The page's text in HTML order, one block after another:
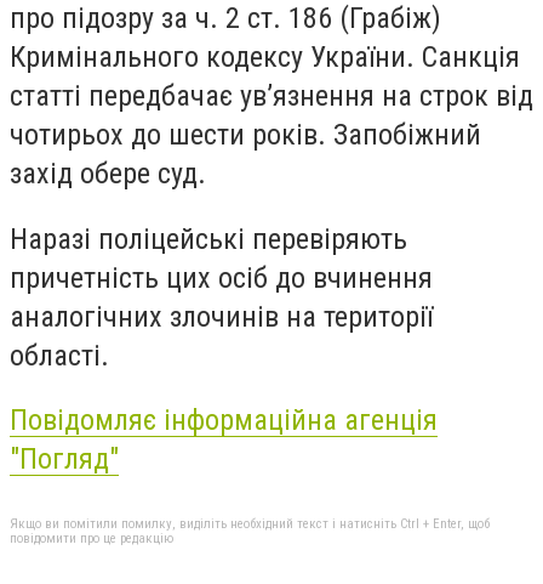
про підозру за ч. 2 ст. 186 (Грабіж)
Кримінального кодексу України. Санкція
статті передбачає ув’язнення на строк від
чотирьох до шести років. Запобіжний
захід обере суд.
Наразі поліцейські перевіряють
причетність цих осіб до вчинення
аналогічних злочинів на території
області.
Повідомляє інформаційна агенція
"Погляд"
Якщо ви помітили помилку, виділіть необхідний текст і натисніть Ctrl + Enter, щоб
повідомити про це редакцію